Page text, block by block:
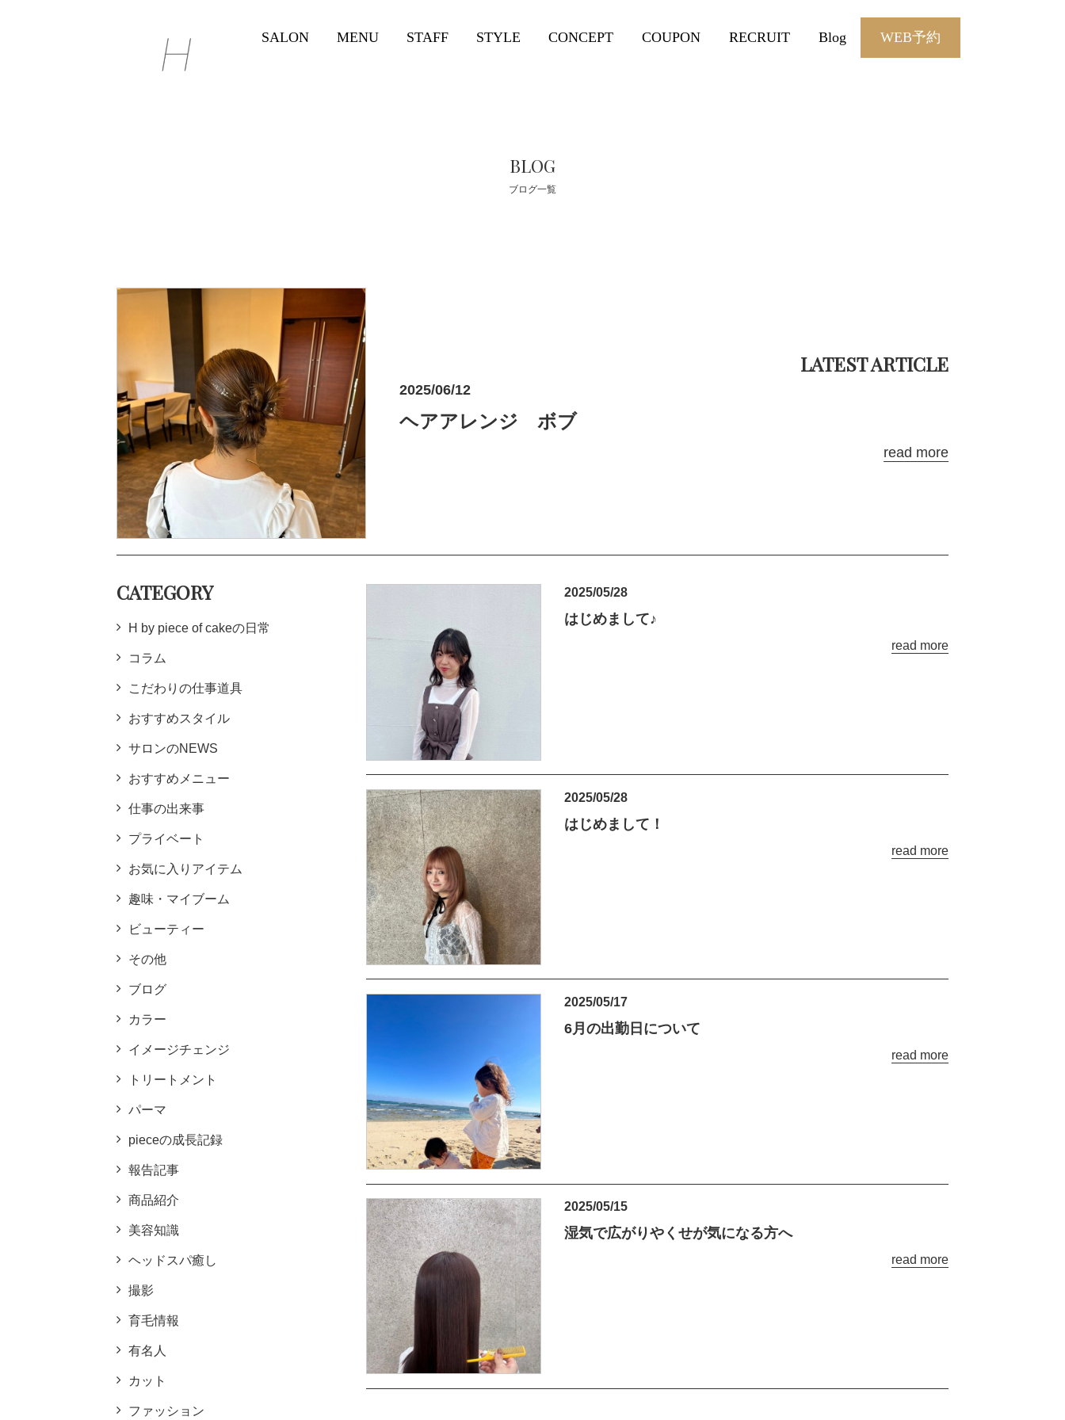
SALON MENU STAFF STYLE CONCEPT COUPON RECRUIT Blog WEB予約
BLOG
ブログ一覧
2025/06/12
ヘアアレンジ ボブ
read more
2025/05/28
はじめまして♪
read more
2025/05/28
はじめまして！
read more
2025/05/17
6月の出勤日について
read more
2025/05/15
湿気で広がりやくせが気になる方へ
read more
CATEGORY
H by piece of cakeの日常
コラム
こだわりの仕事道具
おすすめスタイル
サロンのNEWS
おすすめメニュー
仕事の出来事
プライベート
お気に入りアイテム
趣味・マイブーム
ビューティー
その他
ブログ
カラー
イメージチェンジ
トリートメント
パーマ
pieceの成長記録
報告記事
商品紹介
美容知識
ヘッドスパ癒し
撮影
育毛情報
有名人
カット
ファッション